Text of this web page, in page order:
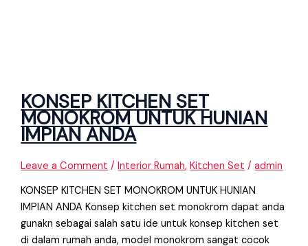
KONSEP KITCHEN SET
MONOKROM UNTUK HUNIAN
IMPIAN ANDA
Leave a Comment /Interior Rumah,Kitchen Set /admin
KONSEP KITCHEN SET MONOKROM UNTUK HUNIAN
IMPIAN ANDA Konsep kitchen set monokrom dapat anda
gunakn sebagai salah satu ide untuk konsep kitchen set
di dalam rumah anda, model monokrom sangat cocok